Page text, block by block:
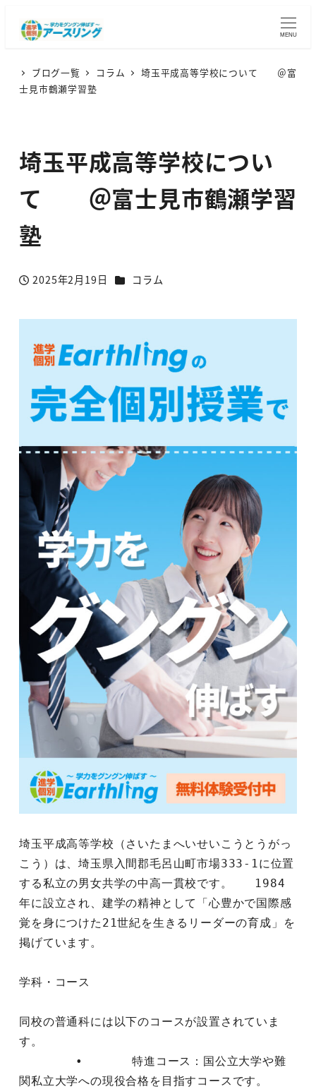
MENU
ブログ一覧 コラム
埼玉平成高等学校について ＠富
士見市鶴瀬学習塾
埼玉平成高等学校につい
て ＠富士見市鶴瀬学習
塾
投稿日
2025年2月19日 カテゴリー
コラム
埼玉平成高等学校（さいたまへいせいこうとうがっ
こう）は、埼玉県入間郡毛呂山町市場333-1に位置
する私立の男女共学の中高一貫校です。  ￼1984
年に設立され、建学の精神として「心豊かで国際感
覚を身につけた21世紀を生きるリーダーの育成」を
掲げています。
学科・コース
同校の普通科には以下のコースが設置されていま
す。
関私立大学への現役合格を目指すコースです。  ￼